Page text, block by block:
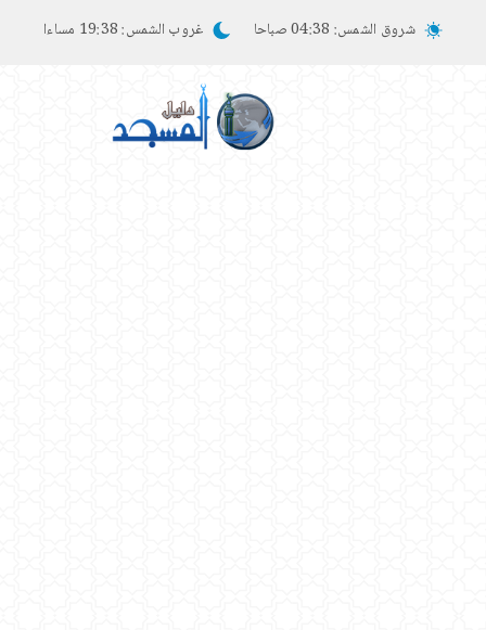
شروق الشمس: 04:38 صباحا غروب الشمس:19:38 مساءا